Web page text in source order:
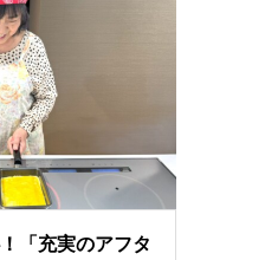
「充実のアフタ